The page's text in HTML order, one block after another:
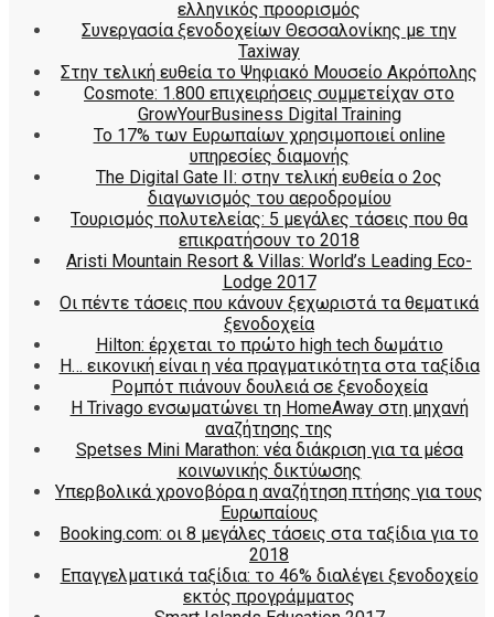
ελληνικός προορισμός
Συνεργασία ξενοδοχείων Θεσσαλονίκης με την
Taxiway
Στην τελική ευθεία το Ψηφιακό Μουσείο Ακρόπολης
Cosmote: 1.800 επιχειρήσεις συμμετείχαν στο
GrowYourBusiness Digital Training
Το 17% των Ευρωπαίων χρησιμοποιεί online
υπηρεσίες διαμονής
The Digital Gate II: στην τελική ευθεία ο 2ος
διαγωνισμός του αεροδρομίου
Τουρισμός πολυτελείας: 5 μεγάλες τάσεις που θα
επικρατήσουν το 2018
Aristi Mountain Resort & Villas: World’s Leading Eco-
Lodge 2017
Οι πέντε τάσεις που κάνουν ξεχωριστά τα θεματικά
ξενοδοχεία
Hilton: έρχεται τo πρώτο high tech δωμάτιο
Η… εικονική είναι η νέα πραγματικότητα στα ταξίδια
Ρομπότ πιάνουν δουλειά σε ξενοδοχεία
Η Trivago ενσωματώνει τη HomeAway στη μηχανή
αναζήτησης της
Spetses Mini Marathon: νέα διάκριση για τα μέσα
κοινωνικής δικτύωσης
Υπερβολικά χρονοβόρα η αναζήτηση πτήσης για τους
Ευρωπαίους
Booking.com: οι 8 μεγάλες τάσεις στα ταξίδια για το
2018
Επαγγελματικά ταξίδια: το 46% διαλέγει ξενοδοχείο
εκτός προγράμματος